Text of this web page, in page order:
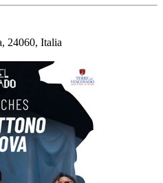
24060, Italia